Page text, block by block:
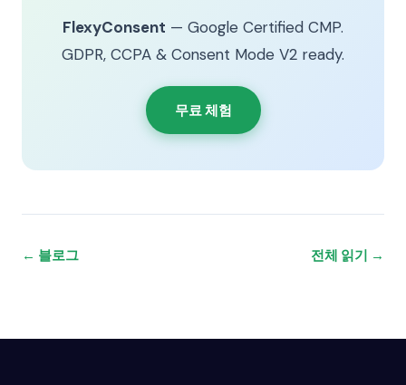
FlexyConsent — Google Certified CMP.
GDPR, CCPA & Consent Mode V2 ready.
무료 체험
← 블로그 전체 읽기 →